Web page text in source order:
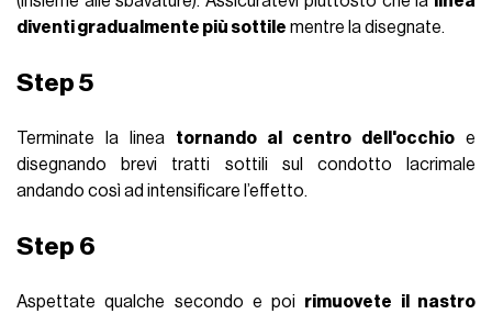
diventi gradualmente più sottile mentre la disegnate.
Step 5
Terminate la linea tornando al centro dell'occhio e
disegnando brevi tratti sottili sul condotto lacrimale
andando così ad intensificare l’effetto.
Step 6
Aspettate qualche secondo e poi rimuovete il nastro